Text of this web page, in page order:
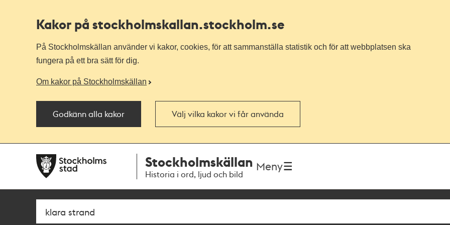
Kakor på stockholmskallan.stockholm.se
På Stockholmskällan använder vi kakor, cookies, för att sammanställa statistik och för att webbplatsen ska
fungera på ett bra sätt för dig.
Om kakor på Stockholmskällan
Godkänn alla kakor Välj vilka kakor vi får använda
navigationen
huvudinnehållet
Stockholmskällan
Historia i ord, ljud och bild
Meny
Sök